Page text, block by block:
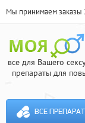
Мы принимаем заказы
все для Вашего
препараты для
ВСЕ